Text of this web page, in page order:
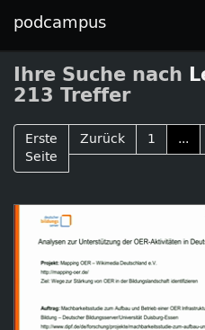
podcampus
Ihre Suche nach
213 Treffer
Erste
Seite
Zurück 1 ...